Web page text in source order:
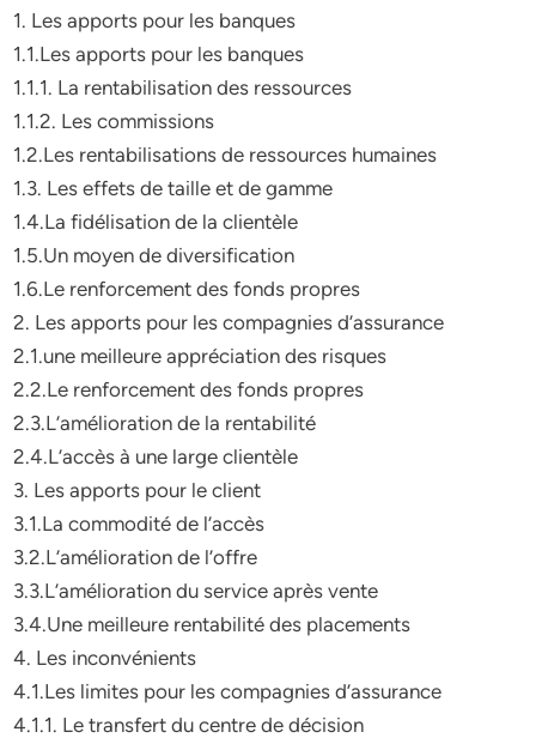
1. Les apports pour les banques
1.1.Les apports pour les banques
1.1.1. La rentabilisation des ressources
1.1.2. Les commissions
1.2.Les rentabilisations de ressources humaines
1.3. Les effets de taille et de gamme
1.4.La fidélisation de la clientèle
1.5.Un moyen de diversification
1.6.Le renforcement des fonds propres
2. Les apports pour les compagnies d’assurance
2.1.une meilleure appréciation des risques
2.2.Le renforcement des fonds propres
2.3.L’amélioration de la rentabilité
2.4.L’accès à une large clientèle
3. Les apports pour le client
3.1.La commodité de l’accès
3.2.L’amélioration de l’offre
3.3.L’amélioration du service après vente
3.4.Une meilleure rentabilité des placements
4. Les inconvénients
4.1.Les limites pour les compagnies d’assurance
4.1.1. Le transfert du centre de décision